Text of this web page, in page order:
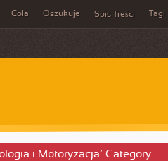
Cola Oszukuje Spis Treści Tagi
i Motoryzacja’ Category